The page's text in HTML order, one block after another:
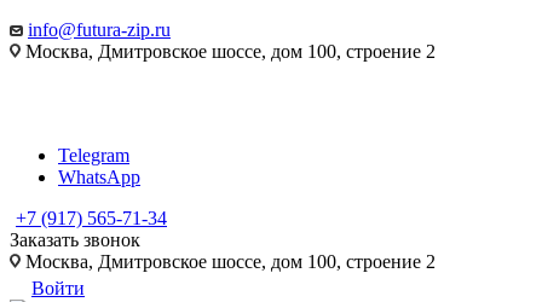
info@futura-zip.ru
Москва, Дмитровское шоссе, дом 100, строение 2
Telegram
WhatsApp
+7 (917) 565-71-34
Заказать звонок
Москва, Дмитровское шоссе, дом 100, строение 2
Войти